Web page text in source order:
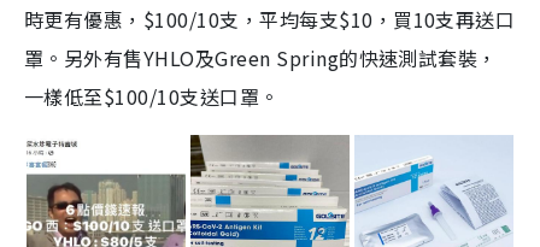
時更有優惠，$100/10支，平均每支$10，買10支再送口
罩。另外有售YHLO及Green Spring的快速測試套裝，
一樣低至$100/10支送口罩。